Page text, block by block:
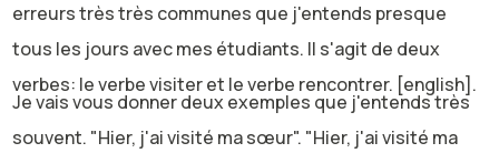
erreurs très très communes que j'entends presque
tous les jours avec mes étudiants. Il s'agit de deux
verbes: le verbe visiter et le verbe rencontrer. [english].
Je vais vous donner deux exemples que j'entends très
souvent. "Hier, j'ai visité ma sœur". "Hier, j'ai visité ma